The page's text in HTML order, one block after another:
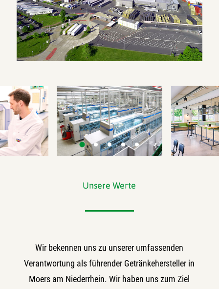
Unsere Werte
Wir bekennen uns zu unserer umfassenden
Verantwortung als führender Getränkehersteller in
Moers am Niederrhein. Wir haben uns zum Ziel